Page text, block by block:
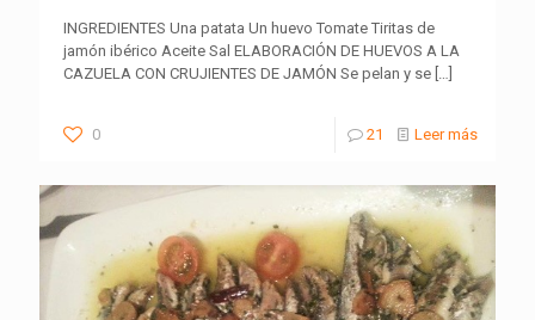
INGREDIENTES Una patata Un huevo Tomate Tiritas de
jamón ibérico Aceite Sal ELABORACIÓN DE HUEVOS A LA
CAZUELA CON CRUJIENTES DE JAMÓN Se pelan y se […]
0 21 Leer más